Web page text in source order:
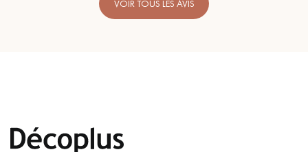
VOIR TOUS LES AVIS